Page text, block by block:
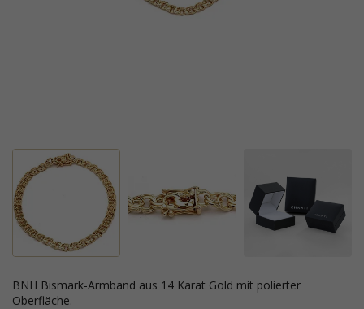
BNH Bismark-Armband aus 14 Karat Gold mit polierter
Oberfläche.